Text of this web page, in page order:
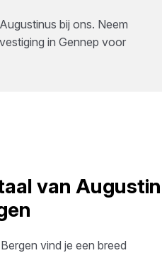
Augustinus bij ons. Neem
in Gennep voor
van
vind je een breed